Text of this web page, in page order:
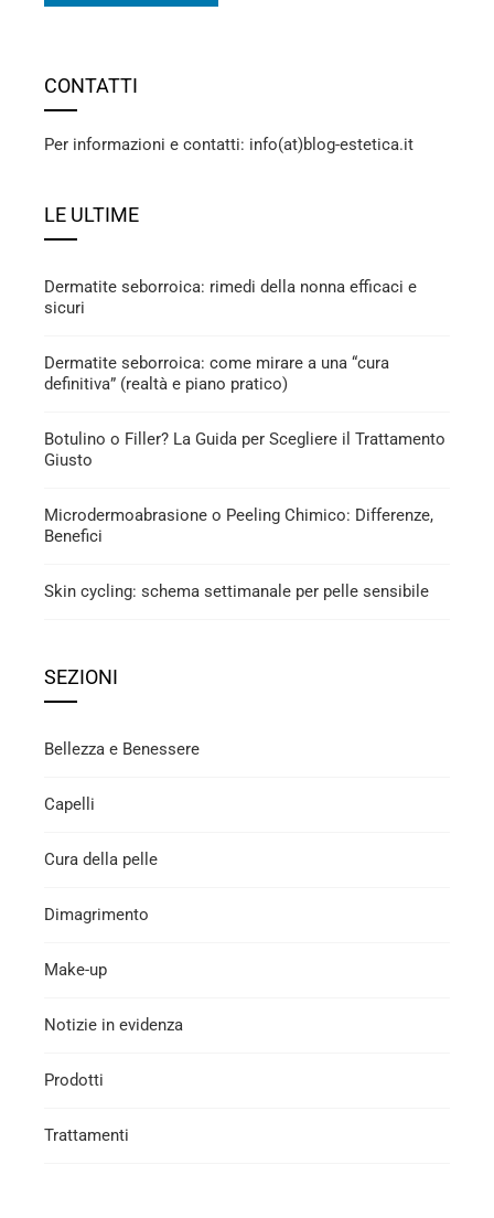
CONTATTI
Per informazioni e contatti: info(at)blog-estetica.it
LE ULTIME
Dermatite seborroica: rimedi della nonna efficaci e
sicuri
Dermatite seborroica: come mirare a una “cura
definitiva” (realtà e piano pratico)
Botulino o Filler? La Guida per Scegliere il Trattamento
Giusto
Microdermoabrasione o Peeling Chimico: Differenze,
Benefici
Skin cycling: schema settimanale per pelle sensibile
SEZIONI
Bellezza e Benessere
Capelli
Cura della pelle
Dimagrimento
Make-up
Notizie in evidenza
Prodotti
Trattamenti